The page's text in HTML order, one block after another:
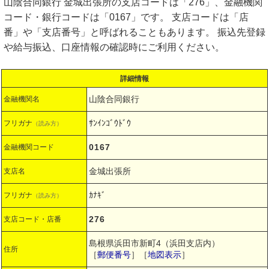
山陰合同銀行 金城出張所の支店コードは「276」、金融機関
コード・銀行コードは「0167」です。 支店コードは「店
番」や「支店番号」と呼ばれることもあります。 振込先登録
や給与振込、口座情報の確認時にご利用ください。
詳細情報
金融機関名 山陰合同銀行
フリガナ （読み方） ｻﾝｲﾝｺﾞｳﾄﾞｳ
金融機関コード 0167
支店名 金城出張所
フリガナ （読み方） ｶﾅｷﾞ
支店コード・店番 276
住所
島根県浜田市新町4（浜田支店内）
［郵便番号］［地図表示］